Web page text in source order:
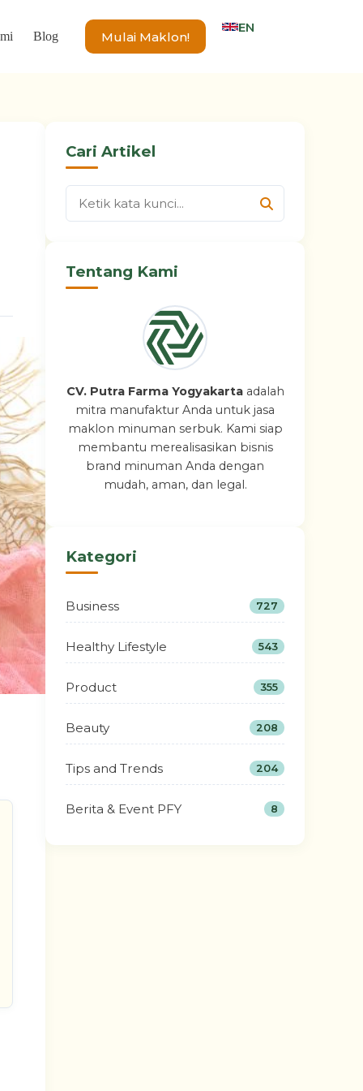
Blog Mulai Maklon!
EN
Cari Artikel
Tentang Kami
CV. Putra Farma Yogyakartaadalah
mitra manufaktur Anda untuk jasa
maklon minuman serbuk. Kami siap
membantu merealisasikan bisnis
brand minuman Anda dengan
mudah, aman, dan legal.
Kategori
Business 727
Healthy Lifestyle 543
Product 355
Beauty 208
Tips and Trends 204
Berita & Event PFY 8